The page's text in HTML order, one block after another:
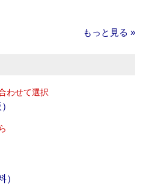
もっと見る »
わせて選択
）